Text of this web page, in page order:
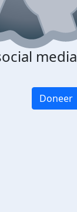
media
Doneer